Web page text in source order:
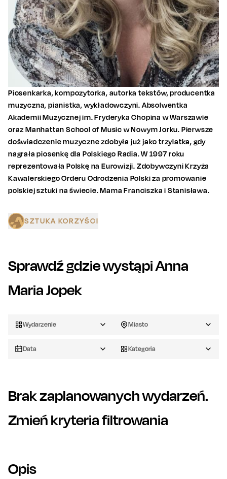
Piosenkarka, kompozytorka, autorka tekstów, producentka
muzyczna, pianistka, wykładowczyni. Absolwentka
Akademii Muzycznej im. Fryderyka Chopina w Warszawie
oraz Manhattan School of Music w Nowym Jorku. Pierwsze
doświadczenie muzyczne zdobyła już jako trzylatka, gdy
nagrała piosenkę dla Polskiego Radia. W 1997 roku
reprezentowała Polskę na Eurowizji. Zdobywczyni Krzyża
Kawalerskiego Orderu Odrodzenia Polski za promowanie
polskiej sztuki na świecie. Mama Franciszka i Stanisława.
SZTUKA KORZYŚCI
Sprawdź gdzie wystąpiAnna
Maria Jopek
Wydarzenie Miasto
Data Kategoria
Brak zaplanowanych wydarzeń.
Zmień kryteria filtrowania
Opis